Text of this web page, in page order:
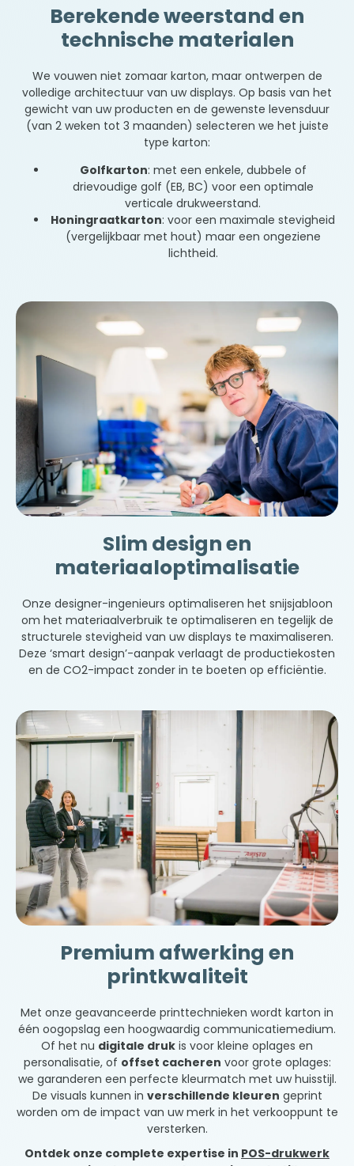
Berekende weerstand en
technische materialen
We vouwen niet zomaar karton, maar ontwerpen de
volledige architectuur van uw displays. Op basis van het
gewicht van uw producten en de gewenste levensduur
(van 2 weken tot 3 maanden) selecteren we het juiste
type karton:
Golfkarton: met een enkele, dubbele of
drievoudige golf (EB, BC) voor een optimale
verticale drukweerstand.
Honingraatkarton: voor een maximale stevigheid
(vergelijkbaar met hout) maar een ongeziene
lichtheid.
Slim design en
materiaaloptimalisatie
Onze designer-ingenieurs optimaliseren het snijsjabloon
om het materiaalverbruik te optimaliseren en tegelijk de
structurele stevigheid van uw displays te maximaliseren.
Deze ‘smart design’-aanpak verlaagt de productiekosten
en de CO2-impact zonder in te boeten op efficiëntie.
Premium afwerking en
printkwaliteit
Met onze geavanceerde printtechnieken wordt karton in
één oogopslag een hoogwaardig communicatiemedium.
Of het nu digitale druk is voor kleine oplages en
personalisatie, of offset cacheren voor grote oplages:
we garanderen een perfecte kleurmatch met uw huisstijl.
De visuals kunnen in verschillende kleuren geprint
worden om de impact van uw merk in het verkooppunt te
versterken.
Ontdek onze complete expertise in POS-drukwerk